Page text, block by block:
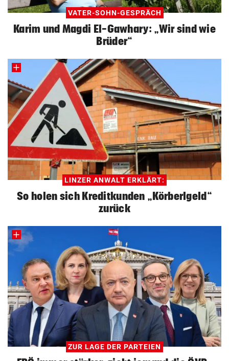
VATER-SOHN-GESPRÄCH
Karim und Magdi El-Gawhary: „Wir sind wie
Brüder“
LINZER ANWALT ERKLÄRT:
So holen sich Kreditkunden „Körberlgeld“
zurück
ZUR LAGE DER PARTEIEN